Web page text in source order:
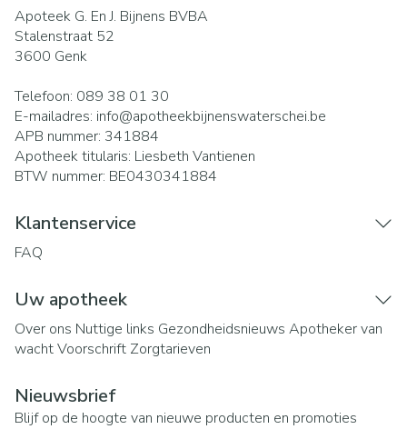
Apoteek G. En J. Bijnens BVBA
Stalenstraat 52
3600 Genk
Telefoon: 089 38 01 30
E-mailadres: info@apotheekbijnenswaterschei.be
APB nummer: 341884
Apotheek titularis: Liesbeth Vantienen
BTW nummer: BE0430341884
Klantenservice
FAQ
Uw apotheek
Over ons Nuttige links Gezondheidsnieuws Apotheker van
wachtVoorschrift Zorgtarieven
Nieuwsbrief
Blijf op de hoogte van nieuwe producten en promoties